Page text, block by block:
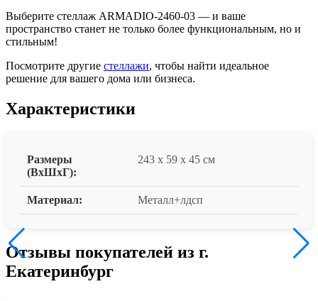
Выберите стеллаж ARMADIO-2460-03 — и ваше
пространство станет не только более функциональным, но и
стильным!
Посмотрите другие стеллажи, чтобы найти идеальное
решение для вашего дома или бизнеса.
Характеристики
Размеры
(ВxШxГ):
243 x 59 x 45 см
Материал: Металл+лдсп
Отзывы покупателей из г.
Екатеринбург